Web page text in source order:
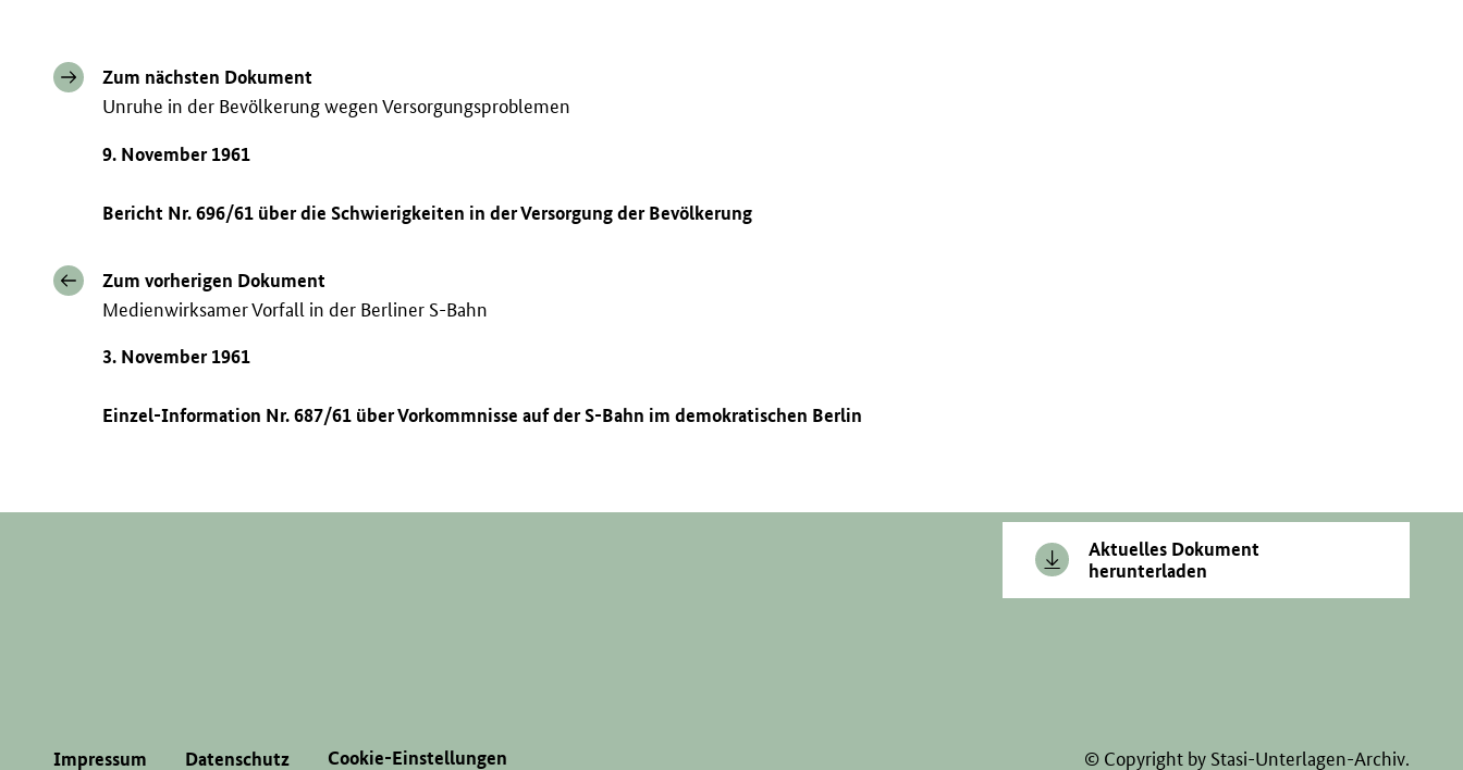
Zum nächsten Dokument
Unruhe in der Bevölkerung wegen Versorgungsproblemen
9. November 1961
Bericht Nr. 696/61 über die Schwierigkeiten in der Versorgung der Bevölkerung
Zum vorherigen Dokument
Medienwirksamer Vorfall in der Berliner S-Bahn
3. November 1961
Einzel-Information Nr. 687/61 über Vorkommnisse auf der S-Bahn im demokratischen Berlin
Aktuelles Dokument
herunterladen
Impressum Datenschutz Cookie-Einstellungen © Copyright by Stasi-Unterlagen-Archiv.